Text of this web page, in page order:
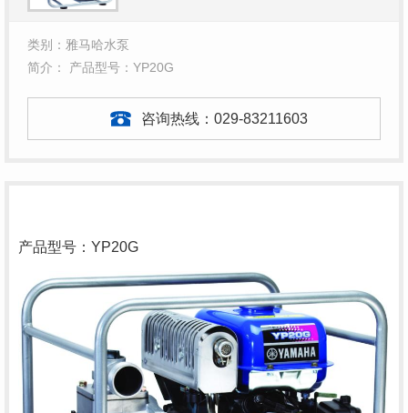
类别：雅马哈水泵
简介： 产品型号：YP20G
咨询热线： 029-83211603
产品型号 ：YP20G